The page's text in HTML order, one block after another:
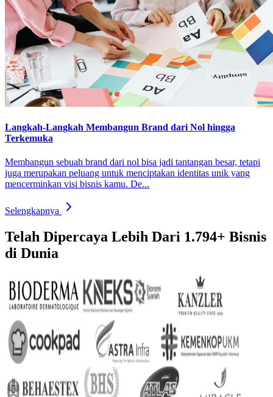
Langkah-Langkah Membangun Brand dari Nol hingga
Terkemuka
Membangun sebuah brand dari nol bisa jadi tantangan besar, tetapi
juga merupakan peluang untuk menciptakan identitas unik yang
mencerminkan visi bisnis kamu. De...
Selengkapnya
Telah Dipercaya Lebih Dari 1.794+ Bisnis
di Dunia